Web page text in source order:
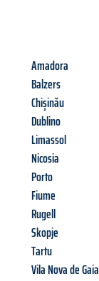
Amadora
Balzers
Chișinău
Dublino
Limassol
Nicosia
Porto
Fiume
Rugell
Skopje
Tartu
Vila Nova de Gaia